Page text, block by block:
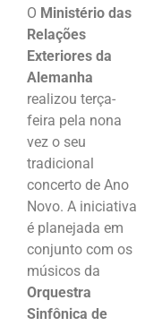
O Ministério das
Relações
Exteriores da
Alemanha
realizou terça-
feira pela nona
vez o seu
tradicional
concerto de Ano
Novo. A iniciativa
é planejada em
conjunto com os
músicos da
Orquestra
Sinfônica de